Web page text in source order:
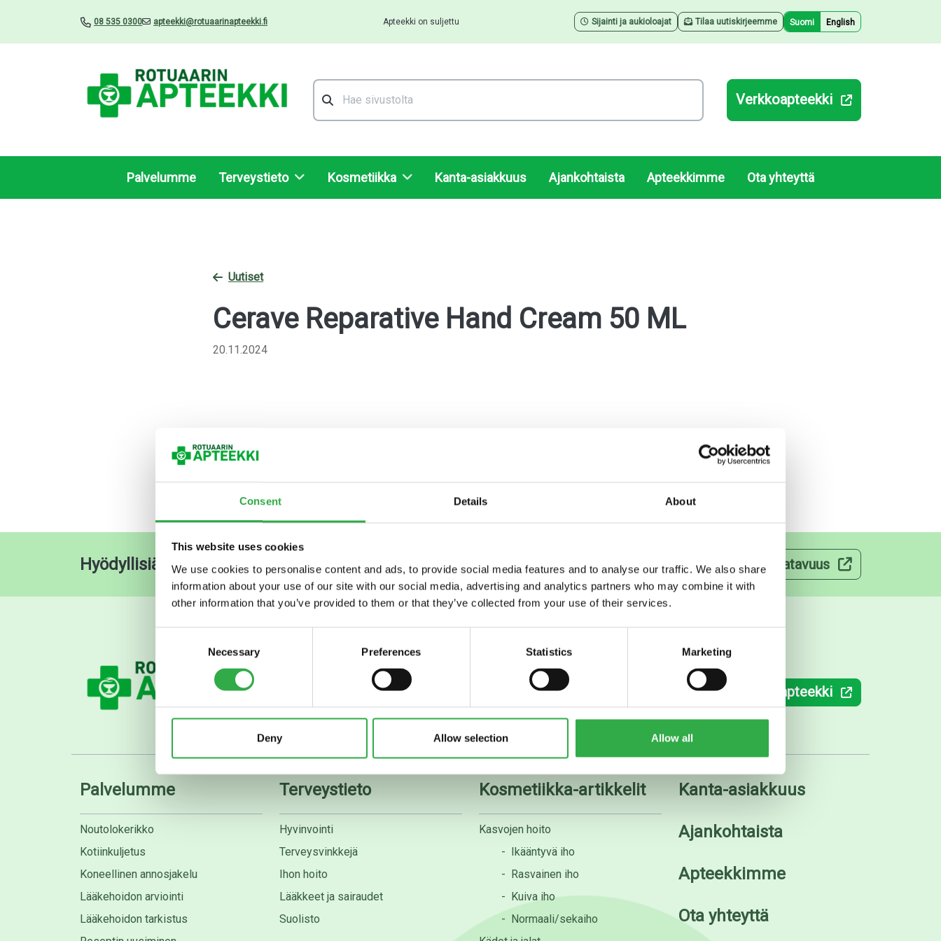
Consent Details About
This website uses cookies
We use cookies to personalise content and ads, to provide social media features and to analyse our traffic. We also share
information about your use of our site with our social media, advertising and analytics partners who may combine it with
other information that you’ve provided to them or that they’ve collected from your use of their services.
Necessary Preferences Statistics Marketing
Deny Allow selection Allow all
08 535 0300 apteekki@rotuaarinapteekki.fi Apteekki on suljettu Sijainti ja aukioloajat Tilaa uutiskirjeemme Suomi English
Hae
Verkkoapteekki
Palvelumme Terveystieto Kosmetiikka Kanta-asiakkuus Ajankohtaista Apteekkimme Ota yhteyttä
Uutiset
Cerave Reparative Hand Cream 50 ML
20.11.2024
Hyödyllisiä pikalinkkejä OmaKanta OmaOlo Pohde digitaaliset palvelut Lääkkeiden saatavuus
08 535 0300 apteekki@rotuaarinapteekki.fi Verkkoapteekki
Palvelumme
Noutolokerikko
Kotiinkuljetus
Koneellinen annosjakelu
Lääkehoidon arviointi
Lääkehoidon tarkistus
Terveystieto
Hyvinvointi
Terveysvinkkejä
Ihon hoito
Lääkkeet ja sairaudet
Suolisto
Kosmetiikka-artikkelit
Kasvojen hoito
- Ikääntyvä iho
- Rasvainen iho
- Kuiva iho
- Normaali/sekaiho
Kanta-asiakkuus
Ajankohtaista
Apteekkimme
Ota yhteyttä